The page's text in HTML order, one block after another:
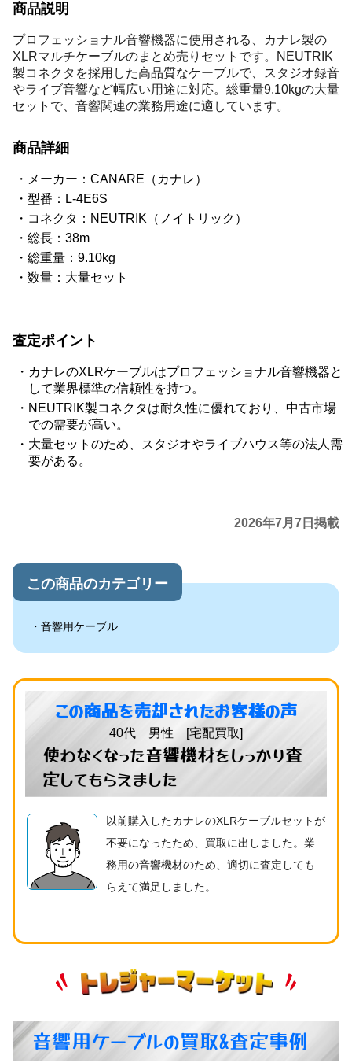
商品説明
プロフェッショナル音響機器に使用される、カナレ製の
XLRマルチケーブルのまとめ売りセットです。NEUTRIK
製コネクタを採用した高品質なケーブルで、スタジオ録音
やライブ音響など幅広い用途に対応。総重量9.10kgの大量
セットで、音響関連の業務用途に適しています。
商品詳細
メーカー：CANARE（カナレ）
型番：L-4E6S
コネクタ：NEUTRIK（ノイトリック）
総長：38m
総重量：9.10kg
数量：大量セット
査定ポイント
カナレのXLRケーブルはプロフェッショナル音響機器と
して業界標準の信頼性を持つ。
NEUTRIK製コネクタは耐久性に優れており、中古市場
での需要が高い。
大量セットのため、スタジオやライブハウス等の法人需
要がある。
2026年7月7日掲載
この商品のカテゴリー
音響用ケーブル
この商品を売却されたお客様の声
40代 男性 [宅配買取]
使わなくなった音響機材をしっかり査
定してもらえました
以前購入したカナレのXLRケーブルセットが
不要になったため、買取に出しました。業
務用の音響機材のため、適切に査定しても
らえて満足しました。
音響用ケーブルの買取&査定事例